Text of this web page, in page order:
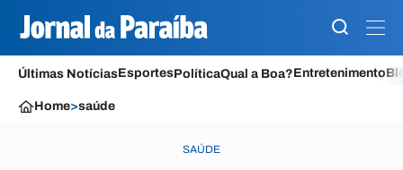
Últimas NotíciasEsportesPolíticaQual a Boa?Entretenimento
Home>saúde
SAÚDE